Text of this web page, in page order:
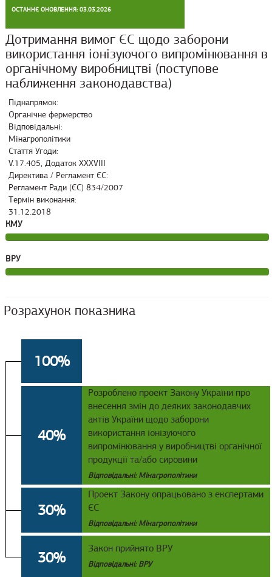
ОСТАННЄ ОНОВЛЕННЯ: 03.03.2026
Дотримання вимог ЄС щодо заборони
використання іонізуючого випромінювання в
органічному виробництві (поступове
наближення законодавства)
Піднапрямок:
Органічне фермерство
Відповідальні:
Мінагрополітики
Стаття Угоди:
V.17.405, Додаток XXXVIII
Директива / Регламент ЄС:
Регламент Ради (ЄС) 834/2007
Термін виконання:
31.12.2018
КМУ
ВРУ
Розрахунок показника
100%
40%
Розроблено проект Закону України про
внесення змін до деяких законодавчих
актів України щодо заборони
використання іонізуючого
випромінювання у виробництві органічної
продукції та/або сировини
Відповідальні: Мінагрополітики
30%
Проект Закону опрацьовано з експертами
ЄС
Відповідальні: Мінагрополітики
30% Закон прийнято ВРУ
Відповідальні: ВРУ